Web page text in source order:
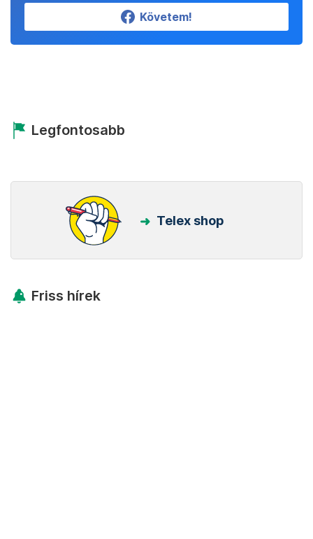
Követem!
Legfontosabb
Telex shop
Friss hírek